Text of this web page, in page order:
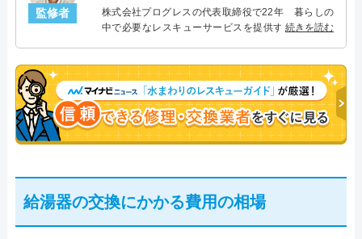
監修者
株式会社プログレスの代表取締役で22年 暮らしの
中で必要なレスキューサービスを提供する株式会社
決。多くのお客様に信頼される「給湯器」のスペシ
ャリスト。
続きを読む
給湯器の交換にかかる費用の相場